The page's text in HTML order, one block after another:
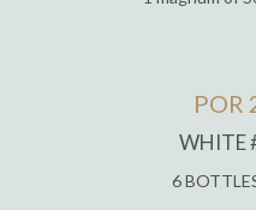
POR
WHITE
6